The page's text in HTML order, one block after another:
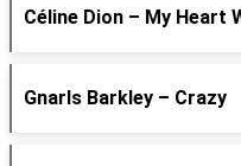
Céline Dion – My Heart
Gnarls Barkley – Crazy